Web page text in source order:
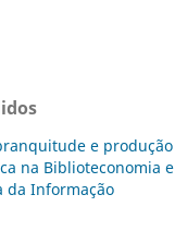
e produção
na Biblioteconomia e
da Informação